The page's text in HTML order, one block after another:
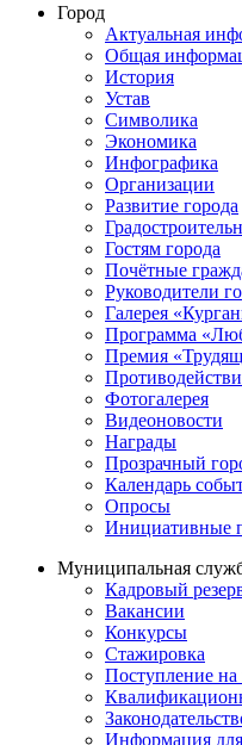
Город
Актуальная
Общая
История
Устав
Символика
Экономика
Инфографика
Организации
Развитие города
Гостям города
Почётные
Руководители
Галерея
Программа
Премия
Фотогалерея
Видеоновости
Награды
Прозрачный
Календарь
Опросы
Инициативные
Муниципальная
Кадровый
Вакансии
Конкурсы
Стажировка
Поступление
Информация для